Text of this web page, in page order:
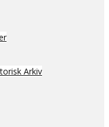
Arkiv